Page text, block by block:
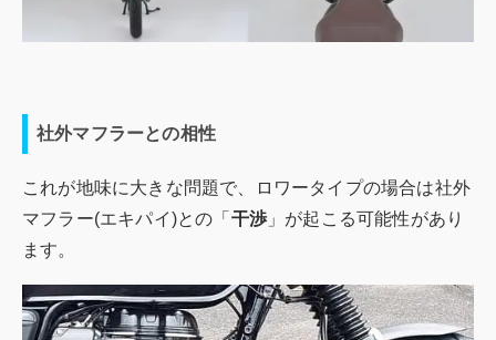
社外マフラーとの相性
これが地味に大きな問題で、ロワータイプの場合は社外
マフラー(エキパイ)との「 干渉 」が起こる可能性があり
ます。